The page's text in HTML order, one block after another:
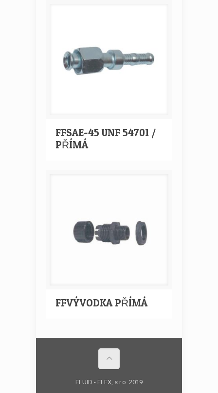
FFSAE-45 UNF 54701 /
PŘÍMÁ
FFVÝVODKA PŘÍMÁ
FLUID - FLEX, s.r.o. 2019